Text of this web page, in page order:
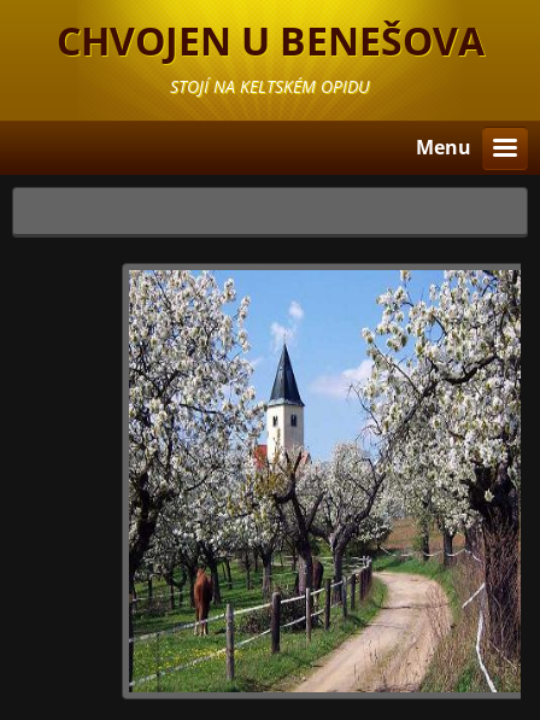
CHVOJEN U BENEŠOVA
STOJÍ NA KELTSKÉM OPIDU
Menu